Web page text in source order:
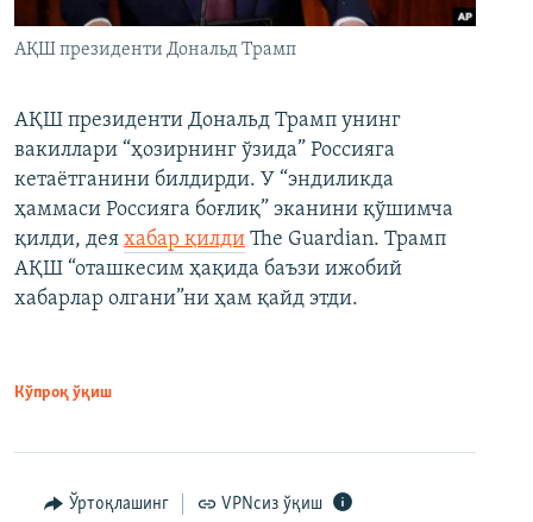
АҚШ президенти Дональд Трамп
АҚШ президенти Дональд Трамп унинг
вакиллари “ҳозирнинг ўзида” Россияга
кетаётганини билдирди. У “эндиликда
ҳаммаси Россияга боғлиқ” эканини қўшимча
қилди, дея хабар қилди The Guardian. Трамп
АҚШ “оташкесим ҳақида баъзи ижобий
хабарлар олгани”ни ҳам қайд этди.
Кўпроқ ўқиш
Ўртоқлашинг VPNсиз ўқиш